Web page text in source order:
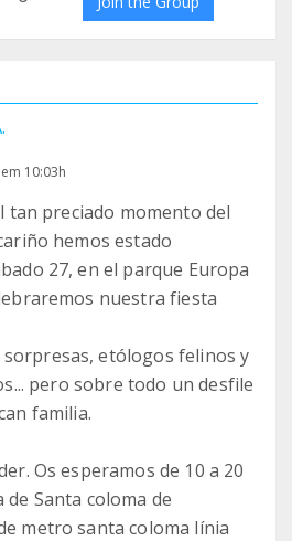
10:03h
tan preciado momento del
hemos estado
27, en el parque Europa
nuestra fiesta
etólogos felinos y
pero sobre todo un desfile
familia.
Os esperamos de 10 a 20
Santa coloma de
metro santa coloma línia